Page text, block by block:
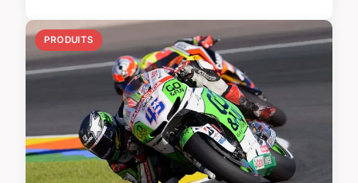
PRODUITS